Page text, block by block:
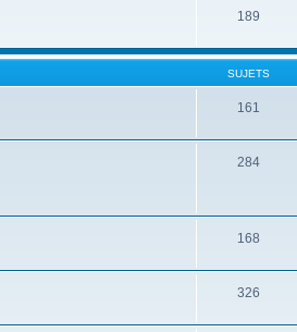
189
SUJETS
161
284
168
326